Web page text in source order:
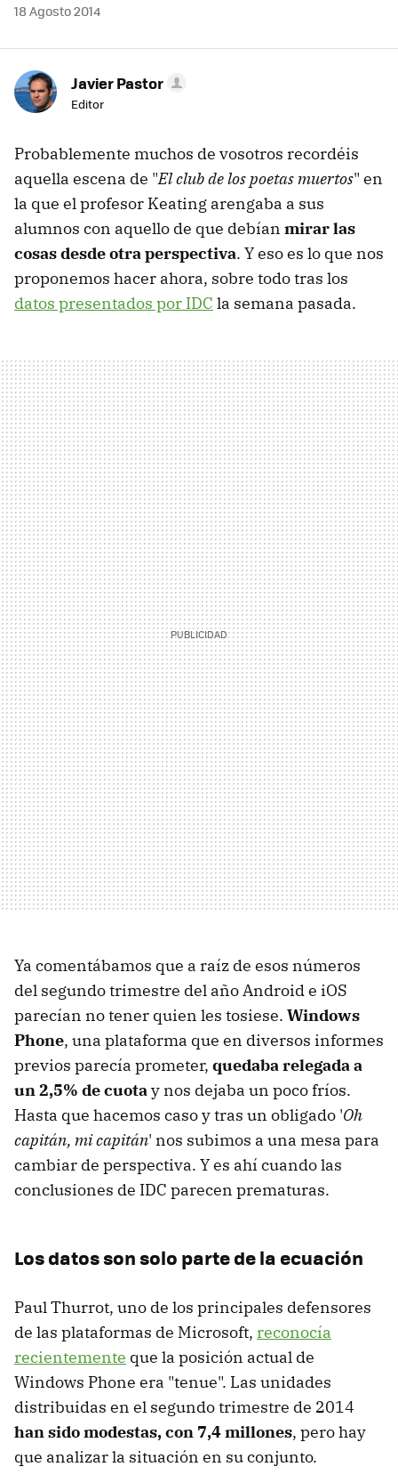
18 Agosto 2014
Javier Pastor
Editor
Probablemente muchos de vosotros recordéis
aquella escena de "El club de los poetas muertos" en
la que el profesor Keating arengaba a sus
alumnos con aquello de que debían mirar las
cosas desde otra perspectiva. Y eso es lo que nos
proponemos hacer ahora, sobre todo tras los
datos presentados por IDC la semana pasada.
Ya comentábamos que a raíz de esos números
del segundo trimestre del año Android e iOS
parecían no tener quien les tosiese. Windows
Phone, una plataforma que en diversos informes
previos parecía prometer, quedaba relegada a
un 2,5% de cuotay nos dejaba un poco fríos.
Hasta que hacemos caso y tras un obligado 'Oh
capitán, mi capitán' nos subimos a una mesa para
cambiar de perspectiva. Y es ahí cuando las
conclusiones de IDC parecen prematuras.
Los datos son solo parte de la ecuación
Paul Thurrot, uno de los principales defensores
de las plataformas de Microsoft, reconocía
recientemente que la posición actual de
Windows Phone era "tenue". Las unidades
distribuidas en el segundo trimestre de 2014
han sido modestas, con 7,4 millones, pero hay
que analizar la situación en su conjunto.